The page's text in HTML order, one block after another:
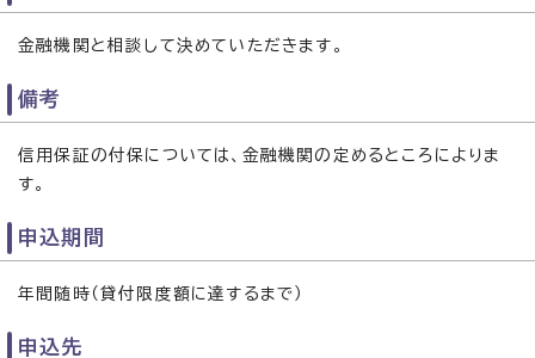
金融機関と相談して決めていただきます。
備考
信用保証の付保については、金融機関の定めるところによりま
す。
申込期間
年間随時（貸付限度額に達するまで）
申込先